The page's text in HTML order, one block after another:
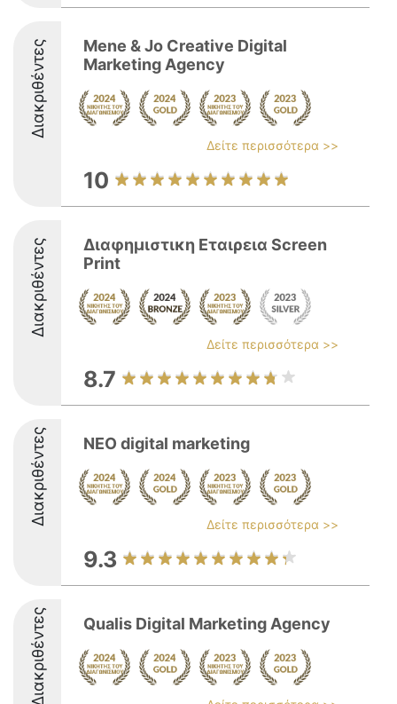
Διακριθέντες
Mene & Jo Creative Digital
Marketing Agency
Δείτε περισσότερα >>
10
Διακριθέντες
Διαφημιστικη Εταιρεια Screen
Print
Δείτε περισσότερα >>
8.7
Διακριθέντες NEO digital marketing
Δείτε περισσότερα >>
9.3
Διακριθέντες Qualis Digital Marketing Agency